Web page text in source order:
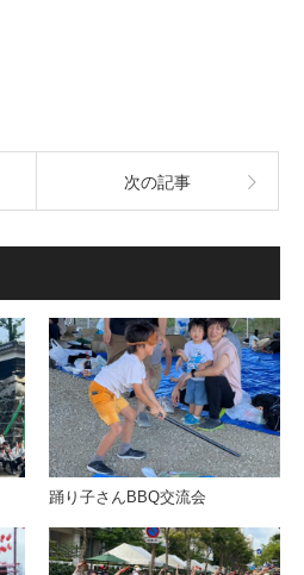
次の記事
踊り子さんBBQ交流会